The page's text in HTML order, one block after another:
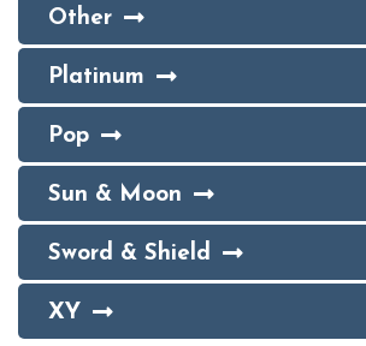
Other
Platinum
Pop
Sun & Moon
Sword & Shield
XY